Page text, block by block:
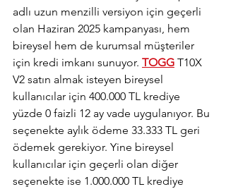
adlı uzun menzilli versiyon için geçerli
olan Haziran 2025 kampanyası, hem
bireysel hem de kurumsal müşteriler
için kredi imkanı sunuyor. TOGG T10X
V2 satın almak isteyen bireysel
kullanıcılar için 400.000 TL krediye
yüzde 0 faizli 12 ay vade uygulanıyor. Bu
seçenekte aylık ödeme 33.333 TL geri
ödemek gerekiyor. Yine bireysel
kullanıcılar için geçerli olan diğer
seçenekte ise 1.000.000 TL krediye